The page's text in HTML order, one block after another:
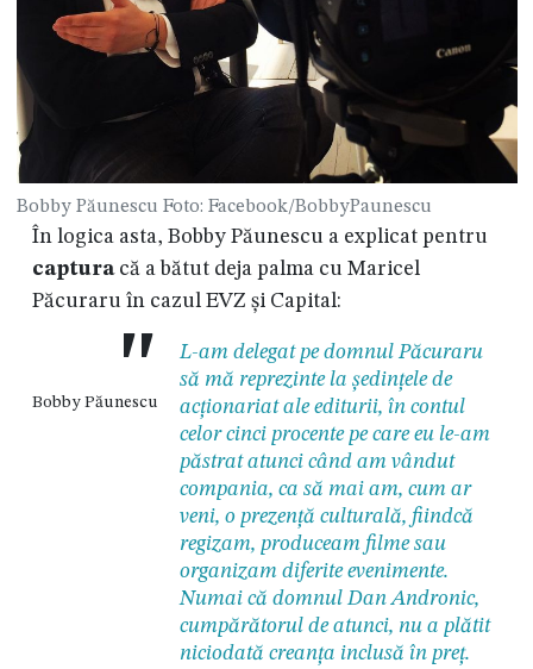
Bobby Păunescu Foto: Facebook/BobbyPaunescu
În logica asta, Bobby Păunescu a explicat pentru
capturacă a bătut deja palma cu Maricel
Păcuraru în cazul EVZ și Capital:
"
Bobby Păunescu
L-am delegat pe domnul Păcuraru
să mă reprezinte la ședințele de
acționariat ale editurii, în contul
celor cinci procente pe care eu le-am
păstrat atunci când am vândut
compania, ca să mai am, cum ar
veni, o prezență culturală, fiindcă
regizam, produceam filme sau
organizam diferite evenimente.
Numai că domnul Dan Andronic,
cumpărătorul de atunci, nu a plătit
niciodată creanța inclusă în preț.